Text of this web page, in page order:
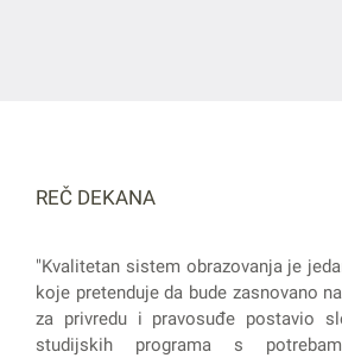
REČ DEKANA
"Kvalitetan sistem obrazovanja je
koje pretenduje da bude zasnovano
za privredu i pravosuđe postavio
studijskih programa s